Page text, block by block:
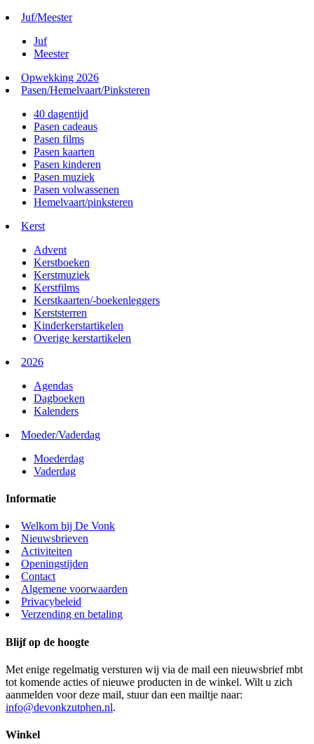
Juf/Meester
Juf
Meester
Opwekking 2026
Pasen/Hemelvaart/Pinksteren
40 dagentijd
Pasen cadeaus
Pasen films
Pasen kaarten
Pasen kinderen
Pasen muziek
Pasen volwassenen
Hemelvaart/pinksteren
Kerst
Advent
Kerstboeken
Kerstmuziek
Kerstfilms
Kerstkaarten/-boekenleggers
Kerststerren
Kinderkerstartikelen
Overige kerstartikelen
2026
Agendas
Dagboeken
Kalenders
Moeder/Vaderdag
Moederdag
Vaderdag
Informatie
Welkom bij De Vonk
Nieuwsbrieven
Activiteiten
Openingstijden
Contact
Algemene voorwaarden
Privacybeleid
Verzending en betaling
Blijf op de hoogte
Met enige regelmatig versturen wij via de mail een nieuwsbrief mbt
tot komende acties of nieuwe producten in de winkel. Wilt u zich
aanmelden voor deze mail, stuur dan een mailtje naar:
info@devonkzutphen.nl.
Winkel